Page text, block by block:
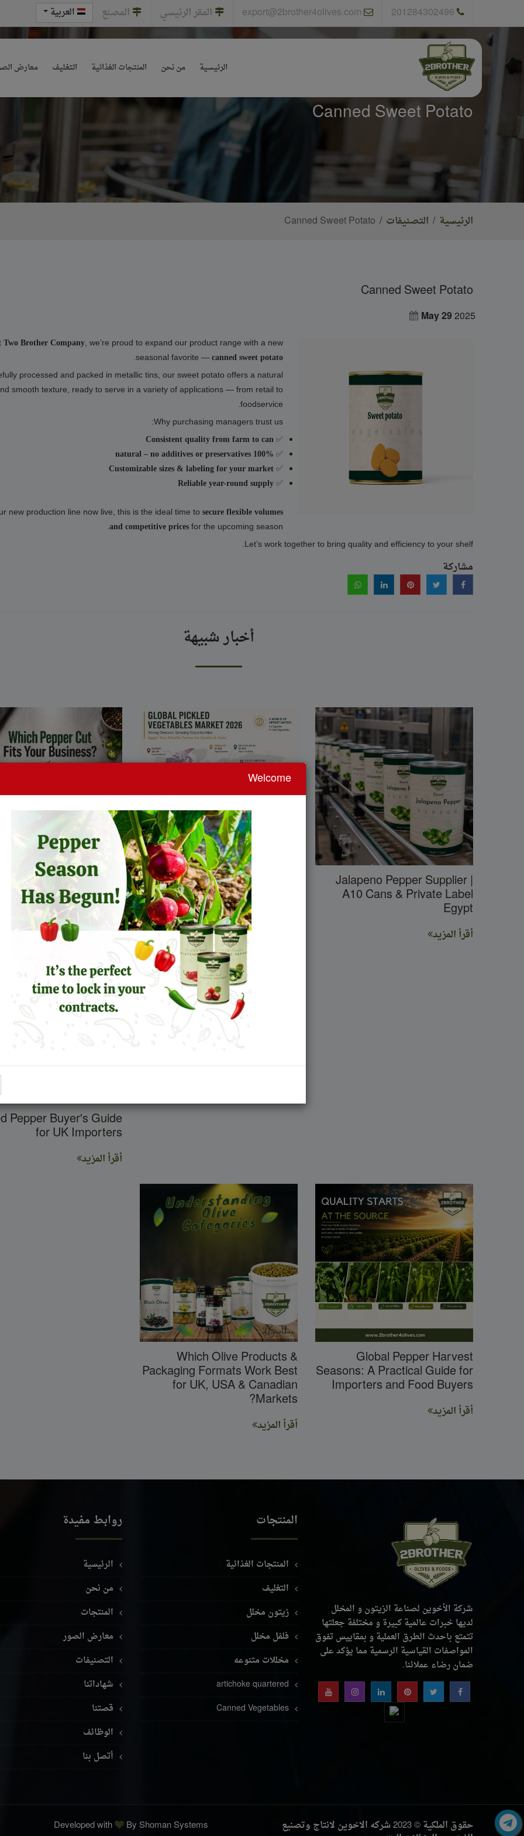
201284302496
export@2brother4olives.com المقر الرئيسي المصنع العربية
الرئيسية من نحن المنتجات الغذائية التغليف معارض
Canned Sweet Potato
الرئيسية التصنيفات Canned Sweet Potato
Canned Sweet Potato
May 292025
Two Brother Company , we’re proud to expand our product range with a new
seasonal favorite — canned sweet potato
processed and packed in metallic tins, our sweet potato offers a natural
smooth texture, ready to serve in a variety of applications — from retail to
foodservice.
Why purchasing managers trust us:
✅
Consistent quality from farm to can
✅
100% natural – no additives or preservatives
✅
Customizable sizes & labeling for your market
✅
Reliable year-round supply
new production line now live, this is the ideal time to secure flexible volumes
and competitive prices for the upcoming season.
Let’s work together to bring quality and efficiency to your shelf.
مشاركة
أخبار شبيهة
Jalapeno Pepper Supplier |
A10 Cans & Private Label
Egypt
أقرأ المزيد
Global Pickled Vegetable
Market Outlook 2026: Trade
Trends, Growth Opportunities
& B2B Insights
the Right Pickled
Pepper Format
أقرأ المزيد
Pepper Buyer's Guide
for UK Importers
أقرأ المزيد
Global Pepper Harvest
Seasons: A Practical Guide for
Importers and Food Buyers
أقرأ المزيد
Which Olive Products &
Packaging Formats Work Best
for UK, USA & Canadian
Markets?
أقرأ المزيد
شركة الأخوين لصناعة الزيتون و المخلل
لديها خبرات عالمية كبيرة و مختلفة جعلتها
تتمتع باحدث الطرق العملية و بمقاييس تفوق
المواصفات القياسية الرسمية مما يؤكد على
ضمان رضاء عملائنا.
المنتجات
المنتجات الغذائية
التغليف
زيتون مخلل
فلفل مخلل
مخللات متنوعه
artichoke quartered
Canned Vegetables
روابط مفيدة
الرئيسية
من نحن
المنتجات
معارض الصور
التصنيفات
شهاداتنا
قصتنا
الوظائف
أتصل بنا
حقوق الملكية © 2023 شركه الاخوين لانتاج وتصنيع Developed with By Shoman Systems
Welcome